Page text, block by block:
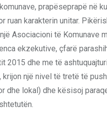
prapëseprapë në
ruan karakterin unitar.
Asociacioni të Komunave
ekzekutive, çfarë
2015 dhe me të
krijon një nivel të tretë të
dhe lokal) dhe kësisoj